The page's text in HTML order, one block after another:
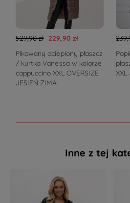
529,90 zł 229,90 zł
Pikowany ocieplony płaszcz
/ kurtka Vanessa w kolorze
cappuccino XXL OVERSIZE
JESIEŃ ZIMA
XXL
Inne z tej